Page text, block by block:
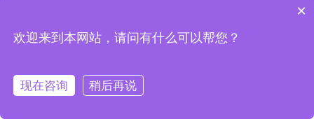
×
欢迎来到本网站，请问有什么可以帮您？
现在咨询 稍后再说